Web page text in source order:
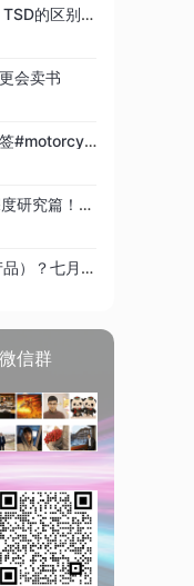
TikTok跨境MCN、TSP、TSD的区别与定义
会卖书
TikTok带货爆单：热门标签#motorcycleaccessories超过1.03亿次播放，手把胶套单店热销超过5万单！
2024美国tiktok白皮书深度研究篇！！！
大家有在做3C（含电池产品）？七月初TikTok需要SDS的安全资料认证，不知道有哪位大佬有上传过 此类认证？
信群